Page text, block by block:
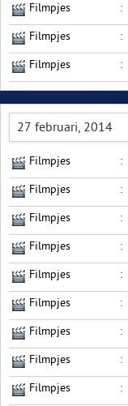
Filmpjes :
Filmpjes :
Filmpjes :
27 februari, 2014
Filmpjes :
Filmpjes :
Filmpjes :
Filmpjes :
Filmpjes :
Filmpjes :
Filmpjes :
Filmpjes :
Filmpjes :